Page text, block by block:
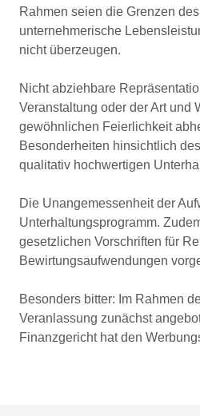
Rahmen seien die Grenzen
unternehmerische
nicht überzeugen.
Nicht abziehbare
Veranstaltung oder der Art und
gewöhnlichen Feierlichkeit
Besonderheiten hinsichtlich
qualitativ hochwertigen
Die Unangemessenheit der
Unterhaltungsprogramm.
gesetzlichen Vorschriften für
Bewirtungsaufwendungen
Besonders bitter: Im Rahmen
Veranlassung zunächst
Finanzgericht hat den